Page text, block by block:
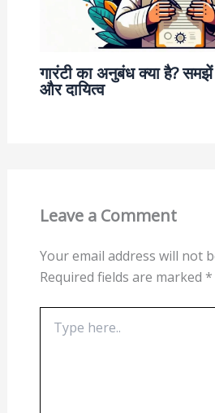
गारंटी का अनुबंध क्या है?
और दायित्व
Leave a Comment
Your email address will not
Required fields are marked *
here..